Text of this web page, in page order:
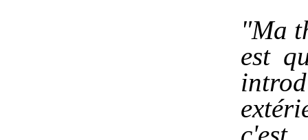
"Ma
est